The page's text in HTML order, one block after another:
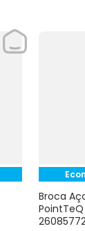
Broca